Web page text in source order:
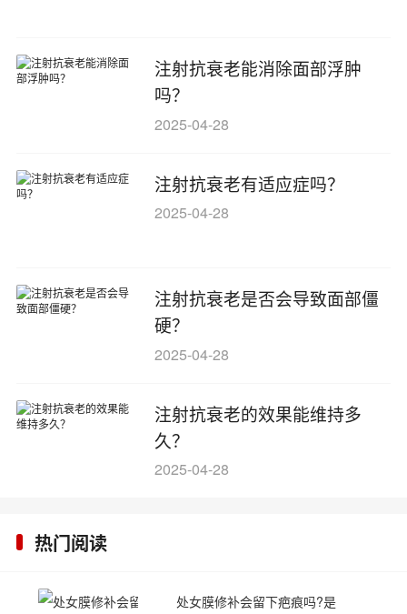
注射抗衰老能消除面部浮肿
吗？
2025-04-28
注射抗衰老有适应症吗？
2025-04-28
注射抗衰老是否会导致面部僵
硬？
2025-04-28
注射抗衰老的效果能维持多
久？
2025-04-28
热门阅读
处女膜修补会留下疤痕吗?是